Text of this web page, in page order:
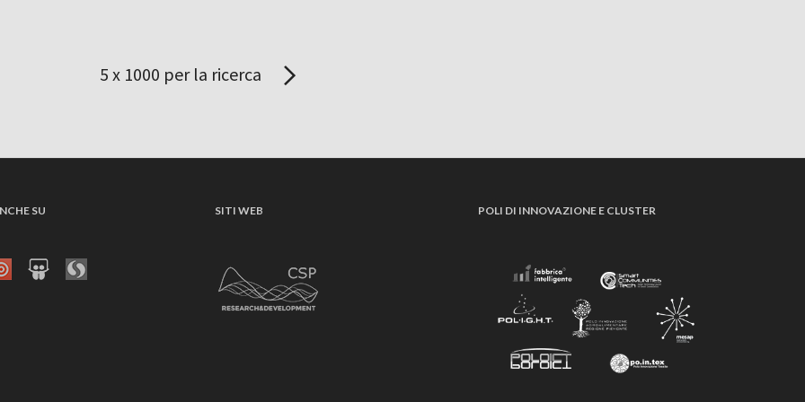
5 x 1000 per la ricerca
SU SITI WEB POLI DI INNOVAZIONE E CLUSTER